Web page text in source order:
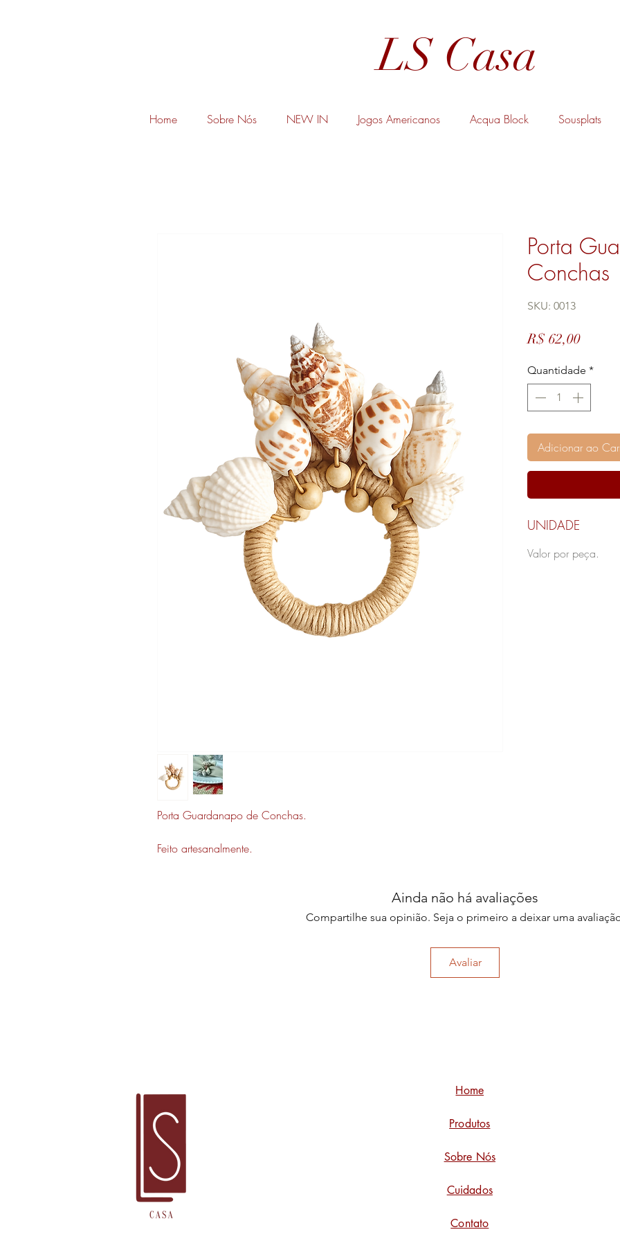
LS Casa
Home Sobre Nós NEW IN Jogos Americanos Acqua Block Sousplats
Porta Guardanapo de Conchas.
Feito artesanalmente.
Porta
Conchas
SKU: 0013
R$ 62,00Preço
Quantidade *
Adicionar ao
UNIDADE
Valor por peça.
Ainda não há avaliações
Compartilhe sua opinião. Seja o primeiro a deixar uma
Avaliar
Home
Produtos
Sobre Nós
Cuidados
Contato